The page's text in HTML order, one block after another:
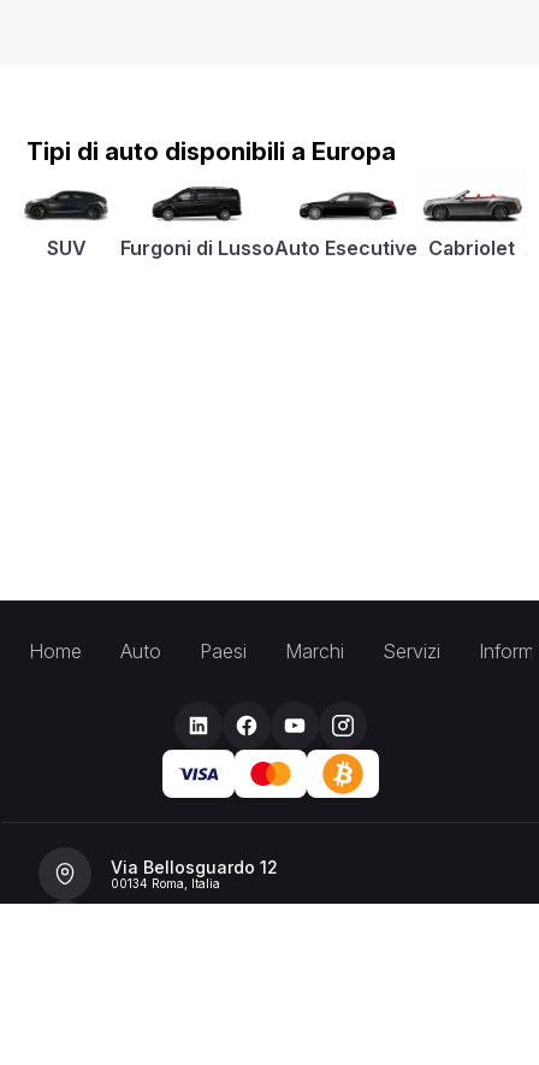
Tipi di auto disponibili a Europa
SUV Furgoni di LussoAuto Esecutive Cabriolet
Home Auto Paesi Marchi Servizi
Via Bellosguardo 12
00134 Roma, Italia